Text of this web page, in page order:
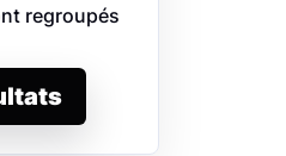
regroupés